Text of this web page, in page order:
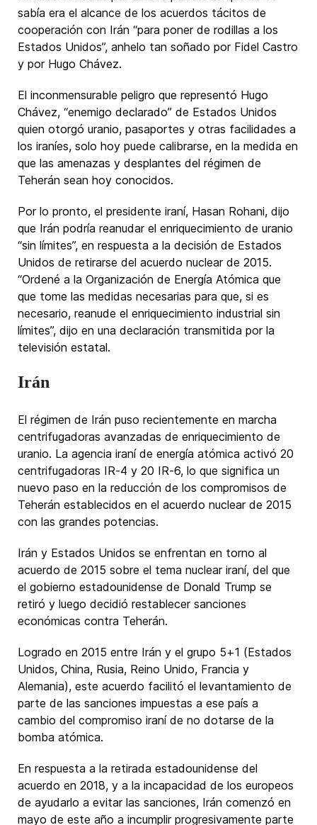
sabía era el alcance de los acuerdos tácitos de
cooperación con Irán “para poner de rodillas a los
Estados Unidos”, anhelo tan soñado por Fidel Castro
y por Hugo Chávez.
El inconmensurable peligro que representó Hugo
Chávez, “enemigo declarado” de Estados Unidos
quien otorgó uranio, pasaportes y otras facilidades a
los iraníes, solo hoy puede calibrarse, en la medida en
que las amenazas y desplantes del régimen de
Teherán sean hoy conocidos.
Por lo pronto, el presidente iraní, Hasan Rohani, dijo
que Irán podría reanudar el enriquecimiento de uranio
“sin límites”, en respuesta a la decisión de Estados
Unidos de retirarse del acuerdo nuclear de 2015.
“Ordené a la Organización de Energía Atómica que
que tome las medidas necesarias para que, si es
necesario, reanude el enriquecimiento industrial sin
límites”, dijo en una declaración transmitida por la
televisión estatal.
Irán
El régimen de Irán puso recientemente en marcha
centrifugadoras avanzadas de enriquecimiento de
uranio. La agencia iraní de energía atómica activó 20
centrifugadoras IR-4 y 20 IR-6, lo que significa un
nuevo paso en la reducción de los compromisos de
Teherán establecidos en el acuerdo nuclear de 2015
con las grandes potencias.
Irán y Estados Unidos se enfrentan en torno al
acuerdo de 2015 sobre el tema nuclear iraní, del que
el gobierno estadounidense de Donald Trump se
retiró y luego decidió restablecer sanciones
económicas contra Teherán.
Logrado en 2015 entre Irán y el grupo 5+1 (Estados
Unidos, China, Rusia, Reino Unido, Francia y
Alemania), este acuerdo facilitó el levantamiento de
parte de las sanciones impuestas a ese país a
cambio del compromiso iraní de no dotarse de la
bomba atómica.
En respuesta a la retirada estadounidense del
acuerdo en 2018, y a la incapacidad de los europeos
de ayudarlo a evitar las sanciones, Irán comenzó en
mayo de este año a incumplir progresivamente parte